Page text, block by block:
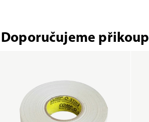
Doporučujeme